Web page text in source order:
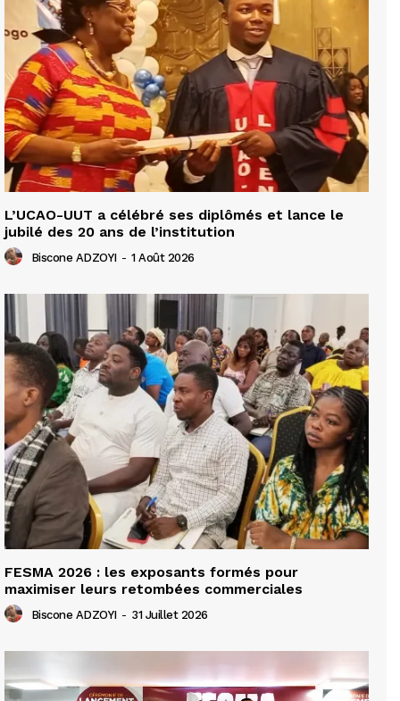
L’UCAO-UUT a célébré ses diplômés et lance le
jubilé des 20 ans de l’institution
Biscone ADZOYI - 1 Août 2026
FESMA 2026 : les exposants formés pour
maximiser leurs retombées commerciales
Biscone ADZOYI - 31 Juillet 2026